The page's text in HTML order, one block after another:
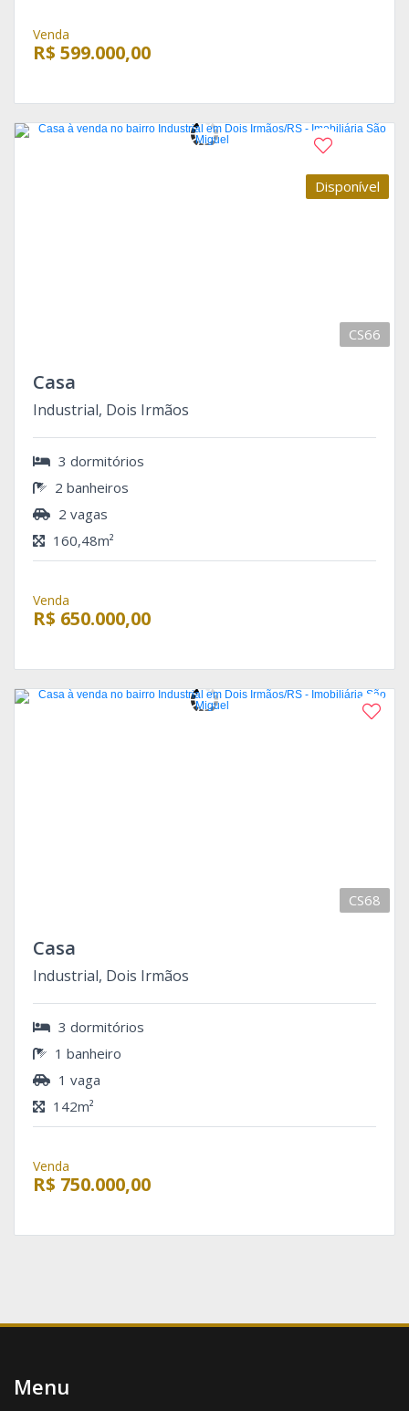
Venda
R$ 599.000,00
Disponível
CS66
Casa
Industrial, Dois Irmãos
3 dormitórios
2 banheiros
2 vagas
160,48m²
Venda
R$ 650.000,00
CS68
Casa
Industrial, Dois Irmãos
3 dormitórios
1 banheiro
1 vaga
142m²
Venda
R$ 750.000,00
Menu